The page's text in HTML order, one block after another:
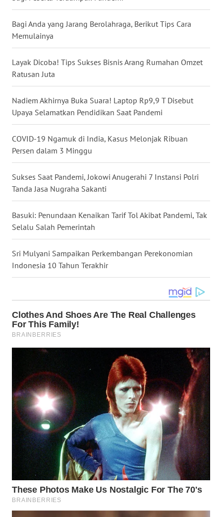
Bagi Anda yang Jarang Berolahraga, Berikut Tips Cara
Memulainya
Layak Dicoba! Tips Sukses Bisnis Arang Rumahan Omzet
Ratusan Juta
Nadiem Akhirnya Buka Suara! Laptop Rp9,9 T Disebut
Upaya Selamatkan Pendidikan Saat Pandemi
COVID-19 Ngamuk di India, Kasus Melonjak Ribuan
Persen dalam 3 Minggu
Sukses Saat Pandemi, Jokowi Anugerahi 7 Instansi Polri
Tanda Jasa Nugraha Sakanti
Basuki: Penundaan Kenaikan Tarif Tol Akibat Pandemi, Tak
Selalu Salah Pemerintah
Sri Mulyani Sampaikan Perkembangan Perekonomian
Indonesia 10 Tahun Terakhir
BABEL
WN
SUMBAR
WN
SUMSEL
WN
BENGKULU
WN
JATIM
WN
KALBAR
WN
KALTENG
WN
KALTARA
WN
KALSEL